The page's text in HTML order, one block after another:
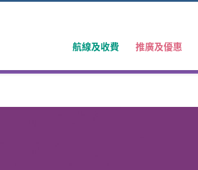
航線及收費 推廣及優惠